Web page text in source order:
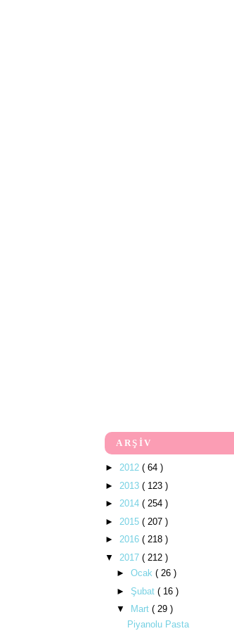
ARŞİV
► 2012 ( 64 )
► 2013 ( 123 )
► 2014 ( 254 )
► 2015 ( 207 )
► 2016 ( 218 )
▼ 2017 ( 212 )
► Ocak ( 26 )
► Şubat ( 16 )
▼
Mart ( 29 )
Piyanolu Pasta